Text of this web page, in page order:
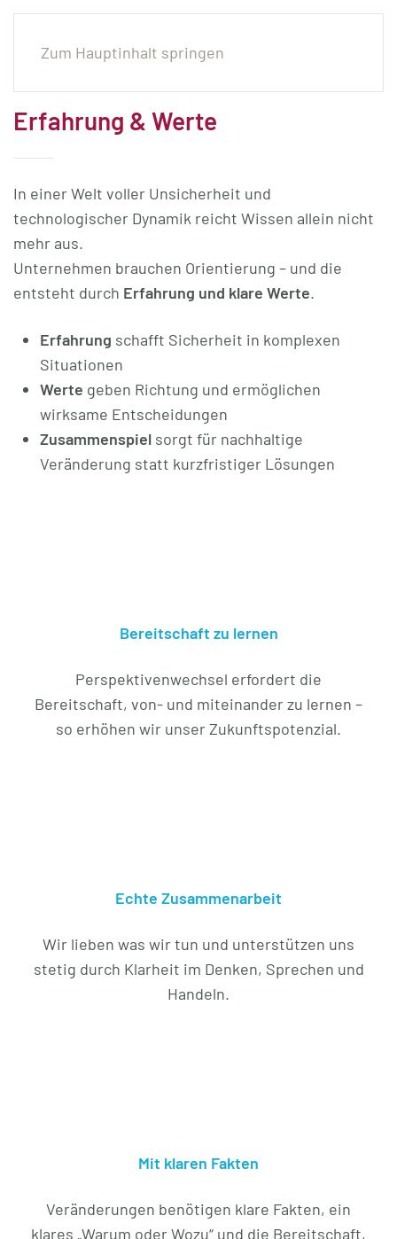
Zum Hauptinhalt springen
Erfahrung & Werte
In einer Welt voller Unsicherheit und
technologischer Dynamik reicht Wissen allein nicht
mehr aus.
Unternehmen brauchen Orientierung – und die
entsteht durch Erfahrung und klare Werte.
Erfahrung schafft Sicherheit in komplexen
Situationen
Werte geben Richtung und ermöglichen
wirksame Entscheidungen
Zusammenspiel sorgt für nachhaltige
Veränderung statt kurzfristiger Lösungen
Bereitschaft zu lernen
Perspektivenwechsel erfordert die
Bereitschaft, von- und miteinander zu lernen –
so erhöhen wir unser Zukunftspotenzial.
Echte Zusammenarbeit
Wir lieben was wir tun und unterstützen uns
stetig durch Klarheit im Denken, Sprechen und
Handeln.
Mit klaren Fakten
Veränderungen benötigen klare Fakten, ein
klares „Warum oder Wozu“ und die Bereitschaft,